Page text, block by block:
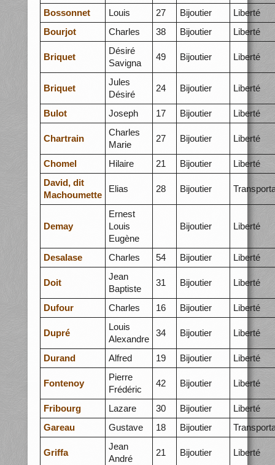
Bossonnet Louis 27 Bijoutier
Liberté
Bourjot
Charles 38 Bijoutier Liberté
Briquet
Désiré
Savigna
49 Bijoutier Liberté
Briquet
Jules
Désiré
24 Bijoutier Liberté
Bulot Joseph 17 Bijoutier Liberté
Chartrain
Charles
Marie
27 Bijoutier Liberté
Chomel Hilaire 21 Bijoutier
Liberté
David, dit
Machoumette
Elias 28 Bijoutier
Demay
Ernest
Louis
Eugène
Bijoutier Liberté
Desalase Charles 54 Bijoutier Liberté
Doit
Jean
Baptiste
31 Bijoutier Liberté
Dufour Charles 16 Bijoutier Liberté
Dupré
Louis
Alexandre
34 Bijoutier Liberté
Durand Alfred 19 Bijoutier Liberté
Fontenoy
Pierre
Frédéric
42 Bijoutier Liberté
Fribourg Lazare 30 Bijoutier
Liberté
Gareau
Gustave 18 Bijoutier
Griffa
Jean
André
21 Bijoutier Liberté